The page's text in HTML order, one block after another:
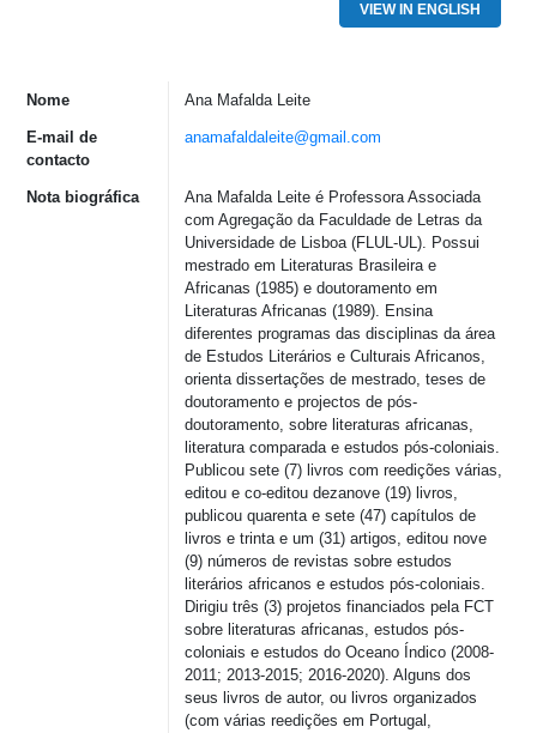
VIEW IN ENGLISH
Nome Ana Mafalda Leite
E-mail de
contacto
anamafaldaleite@gmail.com
Nota biográfica Ana Mafalda Leite é Professora Associada
com Agregação da Faculdade de Letras da
Universidade de Lisboa (FLUL-UL). Possui
mestrado em Literaturas Brasileira e
Africanas (1985) e doutoramento em
Literaturas Africanas (1989). Ensina
diferentes programas das disciplinas da área
de Estudos Literários e Culturais Africanos,
orienta dissertações de mestrado, teses de
doutoramento e projectos de pós-
doutoramento, sobre literaturas africanas,
literatura comparadae estudos pós-coloniais.
Publicou sete (7) livros com reedições várias,
editou e co-editou dezanove (19) livros,
publicou quarentae sete (47) capítulos de
livros e trintae um (31) artigos, editou nove
(9) números de revistas sobre estudos
literários africanos e estudos pós-coloniais.
Dirigiu três (3) projetos financiados pela FCT
sobre literaturas africanas, estudos pós-
coloniais e estudos do Oceano Índico (2008-
2011; 2013-2015; 2016-2020). Alguns dos
seus livros de autor, ou livros organizados
(com várias reedições em Portugal,